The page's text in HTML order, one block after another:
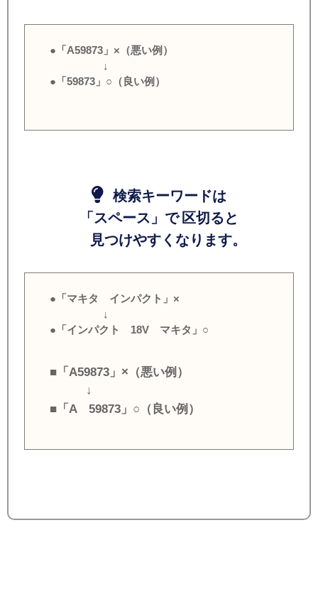
●「A59873」×（悪い例）
↓
●「59873」○（良い例）
検索キーワードは
「スペース」で 区切ると
見つけやすくなります。
●「マキタ インパクト」×
↓
●「インパクト 18V マキタ」○
■「A59873」×（悪い例）
↓
■「A 59873」○（良い例）